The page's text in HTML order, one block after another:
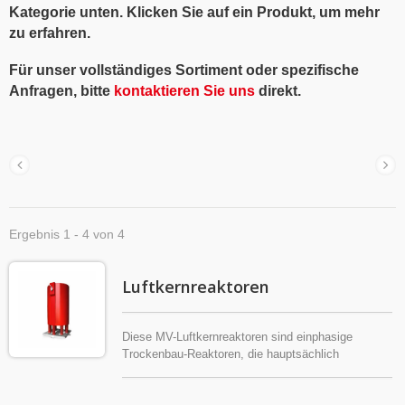
Kategorie unten. Klicken Sie auf ein Produkt, um mehr
zu erfahren.
Für unser vollständiges Sortiment oder spezifische
Anfragen, bitte kontaktieren Sie uns direkt.
Ergebnis 1 - 4 von 4
Luftkernreaktoren
Diese MV-Luftkernreaktoren sind einphasige
Trockenbau-Reaktoren, die hauptsächlich